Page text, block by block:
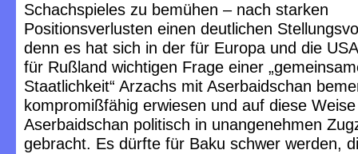
Schachspieles zu bemühen – nach starken
Positionsverlusten einen deutlichen
denn es hat sich in der für Europa und die
für Rußland wichtigen Frage einer
Staatlichkeit“ Arzachs mit Aserbaidschan
kompromißfähig erwiesen und auf diese Weise
Aserbaidschan politisch in unangenehmen
gebracht. Es dürfte für Baku schwer werden,